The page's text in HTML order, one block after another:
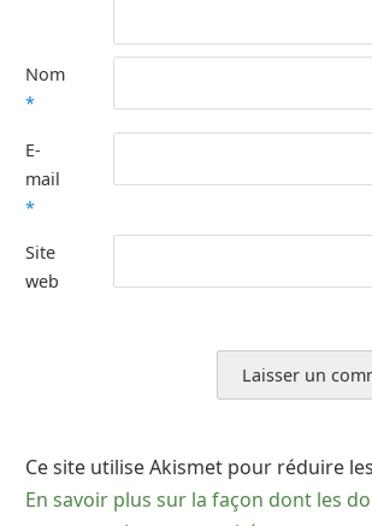
Nom
*
E-
mail
*
Site
web
Ce site utilise Akismet pour réduire
En savoir plus sur la façon dont les